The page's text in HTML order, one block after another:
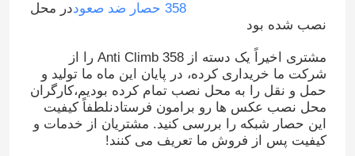
358 حصار ضد صعود
در محل
نصب شده بود
مشتری اخیراً یک دسته از 358 Anti Climb را از
شرکت ما خریداری کرده، در پایان این ماه ما تولید و
حمل و نقل را به محل نصب تمام کرده بودیم،کارگران
محل نصب عکس ها رو برامون فرستادنلطفاً کیفیت
این حصار شبکه را بررسی کنید. مشتریان از خدمات و
کیفیت پس از فروش ما تعریف می کنند!